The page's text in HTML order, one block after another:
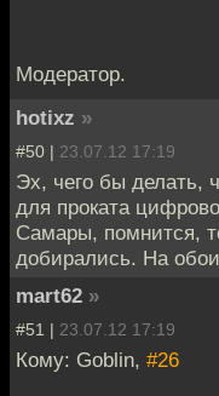
Модератор.
hotixz »
#50 | 23.07.12 17:19
Эх, чего бы делать,
для проката
Самары, помнится,
добирались. На
mart62 »
#51 | 23.07.12 17:19
Кому: Goblin, #26